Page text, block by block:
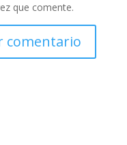
que comente.